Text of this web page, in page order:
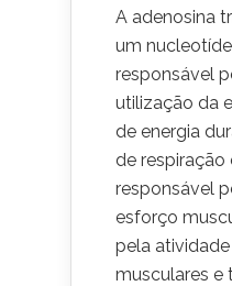
A adenosina
um
responsável
utilização da
de energia
de respiração
responsável
esforço
pela
musculares e